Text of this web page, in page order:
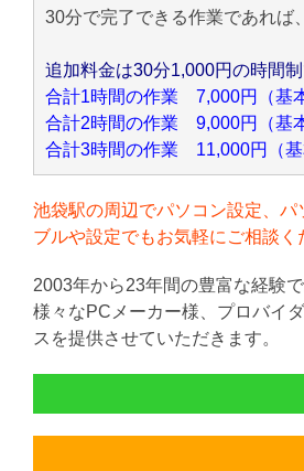
30分で完了できる作業であれば、
追加料金は30分1,000円の時間制
合計1時間の作業 7,000円（基
合計2時間の作業 9,000円（基
合計3時間の作業 11,000円（基
池袋駅の周辺でパソコン設定、
ブルや設定でもお気軽にご相談く
2003年から23年間の豊富な経験
様々なPCメーカー様、プロバイ
スを提供させていただきます。